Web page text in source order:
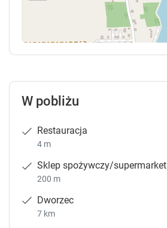
W pobliżu
Restauracja
4 m
Sklep spożywczy/supermarket
200 m
Dworzec
7 km